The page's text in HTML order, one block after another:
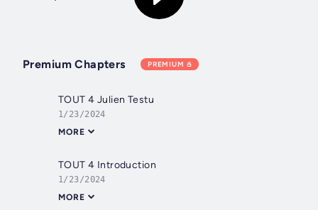
Premium Chapters PREMIUM
TOUT 4 Julien Testu
1/23/2024
MORE
TOUT 4 Introduction
1/23/2024
MORE